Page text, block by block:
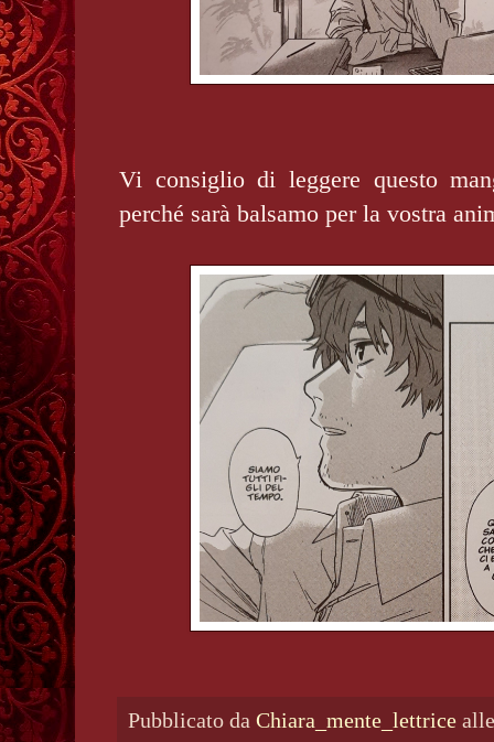
Vi consiglio di leggere questo
perché sarà balsamo per la vostra
Pubblicato da Chiara_mente_lettrice